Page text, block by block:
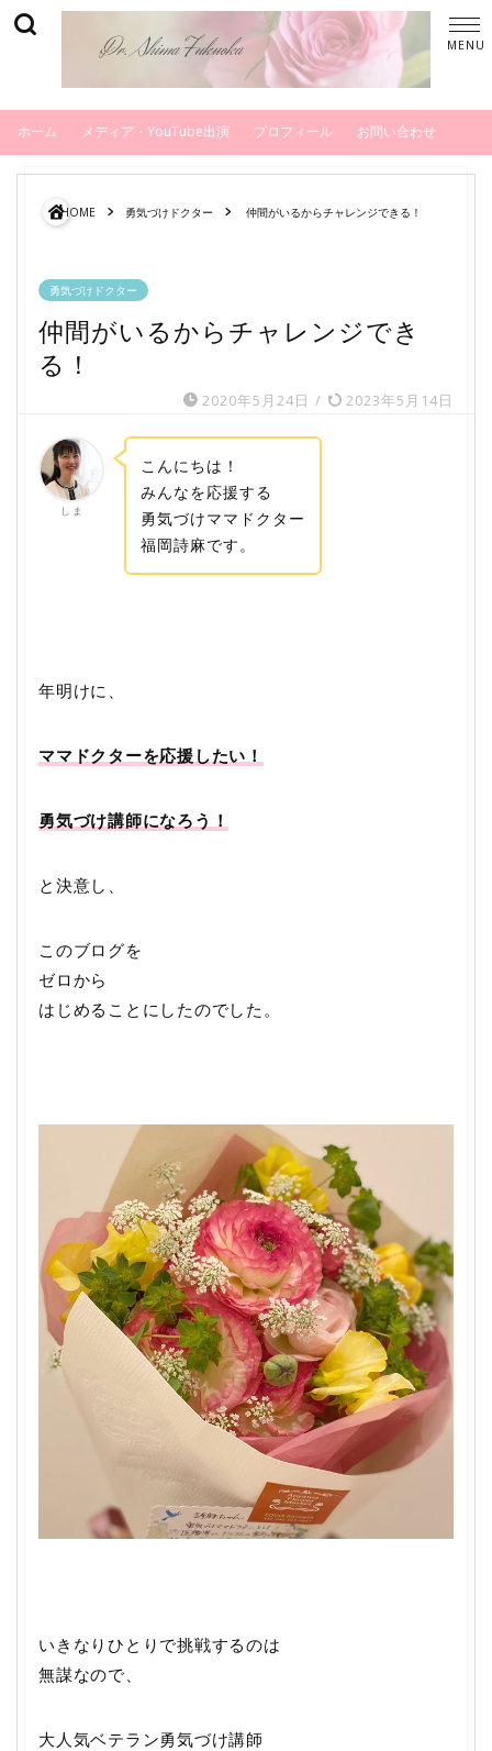
ホーム メディア・YouTube出演 プロフィール お問い合わせ
HOME 勇気づけドクター 仲間がいるからチャレンジできる！
勇気づけドクター
仲間がいるからチャレンジでき
る！
2020年5月24日 / 2023年5月14日
し ま
こんにちは！
みんなを応援する
勇気づけママドクター
福岡詩麻です。
年明けに、
ママドクターを応援したい！
勇気づけ講師になろう！
と決意し、
このブログを
ゼロから
はじめることにしたのでした。
いきなりひとりで挑戦するのは
無謀なので、
大人気ベテラン勇気づけ講師